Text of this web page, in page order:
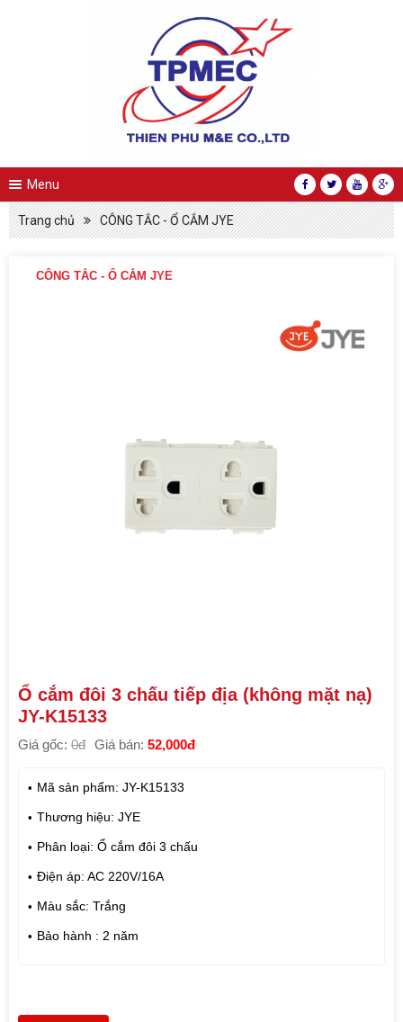
Menu
Trang chủ CÔNG TẮC - Ổ CẮM JYE
CÔNG TẮC - Ổ CẮM JYE
Ổ cắm đôi 3 chấu tiếp địa (không mặt nạ)
JY-K15133
Giá gốc: 0đ Giá bán: 52,000đ
Mã sản phẩm: JY-K15133
Thương hiệu: JYE
Phân loại: Ổ cắm đôi 3 chấu
Điện áp: AC 220V/16A
Màu sắc: Trắng
Bảo hành : 2 năm